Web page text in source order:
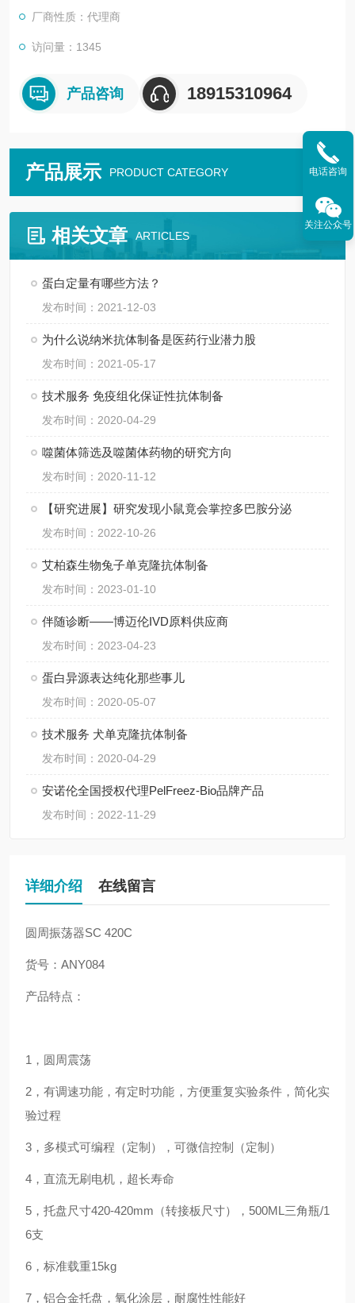
厂商性质：代理商
访问量：1345
产品咨询 18915310964
产品展示 PRODUCT CATEGORY
相关文章 ARTICLES
蛋白定量有哪些方法？
发布时间：2021-12-03
为什么说纳米抗体制备是医药行业潜力股
发布时间：2021-05-17
技术服务 免疫组化保证性抗体制备
发布时间：2020-04-29
噬菌体筛选及噬菌体药物的研究方向
发布时间：2020-11-12
【研究进展】研究发现小鼠竟会掌控多巴胺分泌
发布时间：2022-10-26
艾柏森生物兔子单克隆抗体制备
发布时间：2023-01-10
伴随诊断——博迈伦IVD原料供应商
发布时间：2023-04-23
蛋白异源表达纯化那些事儿
发布时间：2020-05-07
技术服务 犬单克隆抗体制备
发布时间：2020-04-29
安诺伦全国授权代理PelFreez-Bio品牌产品
发布时间：2022-11-29
详细介绍 在线留言
圆周振荡器SC 420C
货号： ANY084
产品特点：
1 ，圆周震荡
2 ，有调速功能，有定时功能，方便重复实验条件，简化实
验过程
3 ，多模式可编程（定制），可微信控制（定制）
4 ，直流无刷电机，超长寿命
5 ，托盘尺寸420-420mm （转接板尺寸）， 500ML 三角瓶/1
6支
6 ，标准载重15kg
7 ，铝合金托盘，氧化涂层，耐腐性性能好
电话咨询
关注公众号